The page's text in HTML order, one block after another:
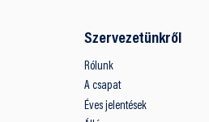
Szervezetünkről
Rólunk
A csapat
Éves jelentések